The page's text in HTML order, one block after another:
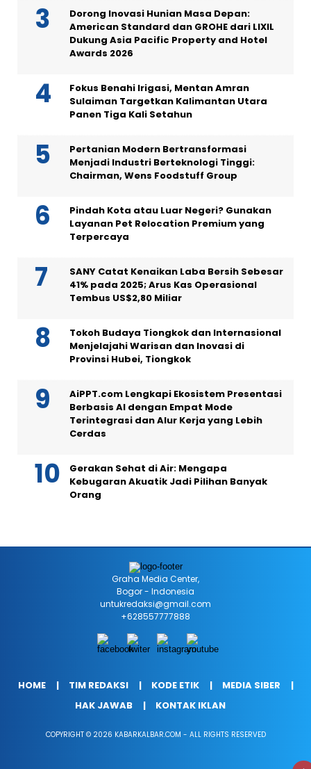
Dorong Inovasi Hunian Masa Depan:
American Standard dan GROHE dari LIXIL
Dukung Asia Pacific Property and Hotel
Awards 2026
Fokus Benahi Irigasi, Mentan Amran
Sulaiman Targetkan Kalimantan Utara
Panen Tiga Kali Setahun
Pertanian Modern Bertransformasi
Menjadi Industri Berteknologi Tinggi:
Chairman, Wens Foodstuff Group
Pindah Kota atau Luar Negeri? Gunakan
Layanan Pet Relocation Premium yang
Terpercaya
SANY Catat Kenaikan Laba Bersih Sebesar
41% pada 2025; Arus Kas Operasional
Tembus US$2,80 Miliar
Tokoh Budaya Tiongkok dan Internasional
Menjelajahi Warisan dan Inovasi di
Provinsi Hubei, Tiongkok
AiPPT.com Lengkapi Ekosistem Presentasi
Berbasis AI dengan Empat Mode
Terintegrasi dan Alur Kerja yang Lebih
Cerdas
Gerakan Sehat di Air: Mengapa
Kebugaran Akuatik Jadi Pilihan Banyak
Orang
Graha Media Center,
Bogor - Indonesia
untukredaksi@gmail.com
+628557777888
HOME TIM REDAKSI KODE ETIK
MEDIA SIBER
HAK JAWAB
KONTAK IKLAN
COPYRIGHT © 2026 KABARKALBAR.COM - ALL RIGHTS RESERVED